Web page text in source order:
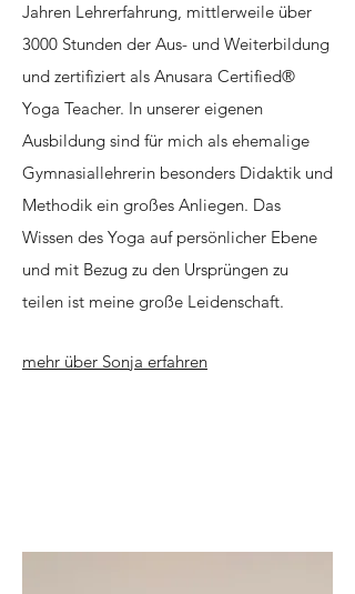
Jahren Lehrerfahrung, mittlerweile über
3000 Stunden der Aus- und Weiterbildung
und zertifiziert als Anusara Certified®
Yoga Teacher. In unserer eigenen
Ausbildung sind für mich als ehemalige
Gymnasiallehrerin besonders Didaktik und
Methodik ein großes Anliegen. Das
Wissen des Yoga auf persönlicher Ebene
und mit Bezug zu den Ursprüngen zu
teilen ist meine große Leidenschaft.
mehr über Sonja erfahren